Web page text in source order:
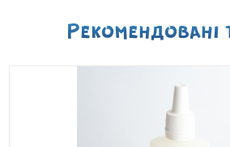
Рекомендованi